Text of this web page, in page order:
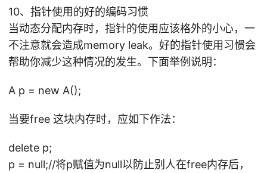
10、指针使用的好的编码习惯
当动态分配内存时，指针的使用应该格外的小心，一
不注意就会造成memory leak。好的指针使用习惯会
帮助你减少这种情况的发生。下面举例说明：
A p = new A();
当要free 这块内存时，应如下作法：
delete p;
p = null;//将p赋值为null以防止别人在free内存后，